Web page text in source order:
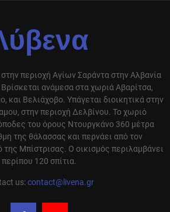
περιοχή Αγίων Σαράντα στην Αλβανία
ανάμεσα στα χωριά Αβαρίτσα,
Βελιάχοβο. Υπάγεται διοικητικά στην
στην περιοχή Δελβίνου. Το χωριό
του όρους Ντουργκάνο 360 μέτρα
της θάλασσας και περνάει από τον
Μπίστρισας. Ο οικισμός περιλαμβάνει
περίπου 120 σπίτια.
us:contact@livena.gr